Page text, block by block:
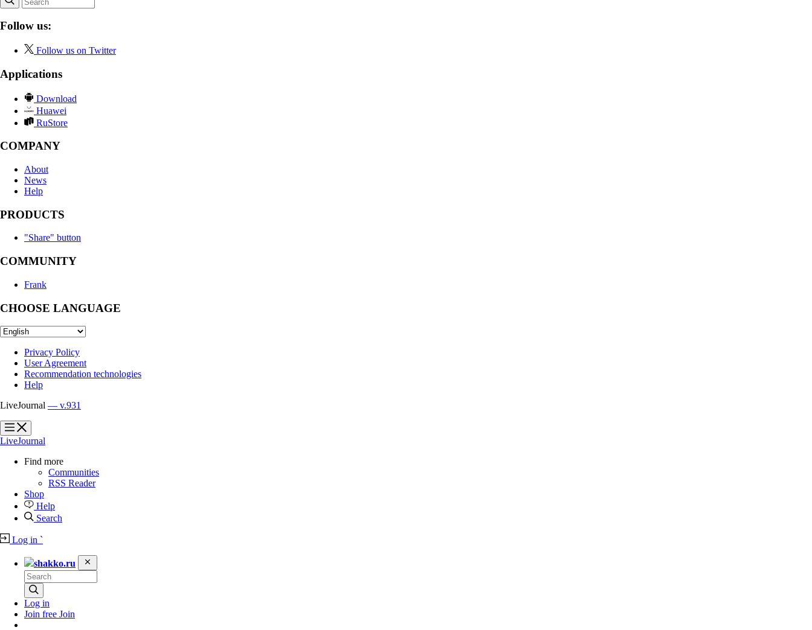
Follow us:
Follow us on Twitter
Applications
Download
Huawei
RuStore
COMPANY
About
News
Help
PRODUCTS
"Share" button
COMMUNITY
Frank
CHOOSE LANGUAGE
Privacy Policy
User Agreement
Recommendation technologies
Help
LiveJournal — v.931
?
?
LiveJournal
Find more
Communities
RSS Reader
Shop
Help
Search
Log in `
shakko.ru
Log in
Join free Join